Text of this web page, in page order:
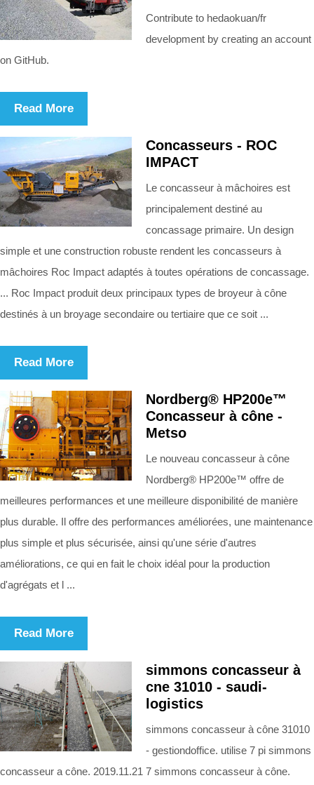
Contribute to hedaokuan/fr
development by creating an account
on GitHub.
Read More
Concasseurs - ROC
IMPACT
Le concasseur à mâchoires est
principalement destiné au
concassage primaire. Un design
simple et une construction robuste rendent les concasseurs à
mâchoires Roc Impact adaptés à toutes opérations de concassage.
... Roc Impact produit deux principaux types de broyeur à cône
destinés à un broyage secondaire ou tertiaire que ce soit ...
Read More
Nordberg® HP200e™
Concasseur à cône -
Metso
Le nouveau concasseur à cône
Nordberg® HP200e™ offre de
meilleures performances et une meilleure disponibilité de manière
plus durable. Il offre des performances améliorées, une maintenance
plus simple et plus sécurisée, ainsi qu'une série d'autres
améliorations, ce qui en fait le choix idéal pour la production
d'agrégats et l ...
Read More
simmons concasseur à
cne 31010 - saudi-
logistics
simmons concasseur à cône 31010
- gestiondoffice. utilise 7 pi simmons
concasseur a cône. 2019.11.21 7 simmons concasseur à cône.